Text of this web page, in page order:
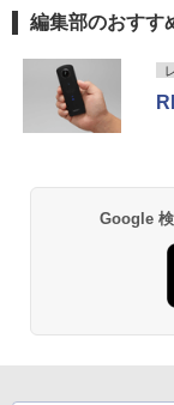
編集部のおすす
Google